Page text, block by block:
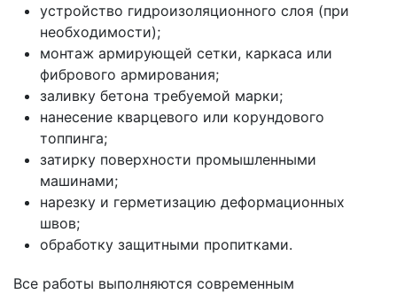
устройство гидроизоляционного слоя (при
необходимости);
монтаж армирующей сетки, каркаса или
фибрового армирования;
заливку бетона требуемой марки;
нанесение кварцевого или корундового
топпинга;
затирку поверхности промышленными
машинами;
нарезку и герметизацию деформационных
швов;
обработку защитными пропитками.
Все работы выполняются современным